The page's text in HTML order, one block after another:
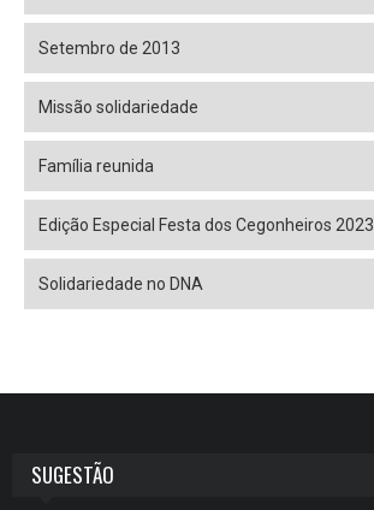
Setembro de 2013
Missão solidariedade
Família reunida
Edição Especial Festa dos Cegonheiros 2023
Solidariedade no DNA
SUGESTÃO